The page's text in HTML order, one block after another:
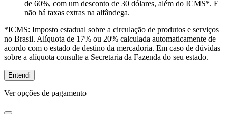
de 60%, com um desconto de 30 dólares, além do ICMS*. E
não há taxas extras na alfândega.
*ICMS: Imposto estadual sobre a circulação de produtos e serviços
no Brasil. Alíquota de 17% ou 20% calculada automaticamente de
acordo com o estado de destino da mercadoria. Em caso de dúvidas
sobre a alíquota consulte a Secretaria da Fazenda do seu estado.
Entendi
Ver opções de pagamento